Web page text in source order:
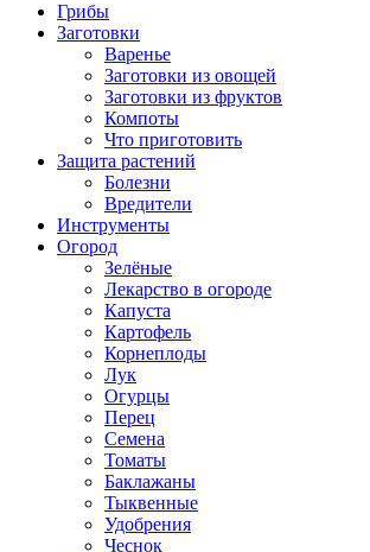
Грибы
Заготовки
Варенье
Заготовки из овощей
Заготовки из фруктов
Компоты
Что приготовить
Защита растений
Болезни
Вредители
Инструменты
Огород
Зелёные
Лекарство в огороде
Капуста
Картофель
Корнеплоды
Лук
Огурцы
Перец
Семена
Томаты
Баклажаны
Тыквенные
Удобрения
Чеснок